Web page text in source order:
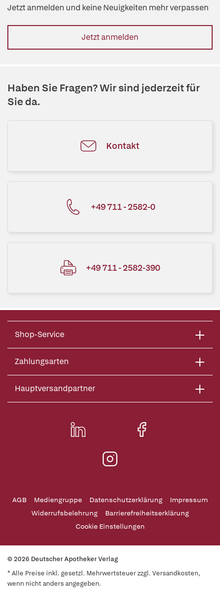
Jetzt anmelden und keine Neuigkeiten mehr verpassen
Jetzt anmelden
Haben Sie Fragen? Wir sind jederzeit für
Sie da.
Kontakt
+49 711 - 2582-0
+49 711 - 2582-390
Shop-Service
Zahlungsarten
Hauptversandpartner
AGB Mediengruppe Datenschutzerklärung
Impressum
Widerrufsbelehrung
Barrierefreiheitserklärung
Cookie Einstellungen
© 2026 Deutscher Apotheker Verlag
* Alle Preise inkl. gesetzl. Mehrwertsteuer zzgl. Versandkosten,
wenn nicht anders angegeben.